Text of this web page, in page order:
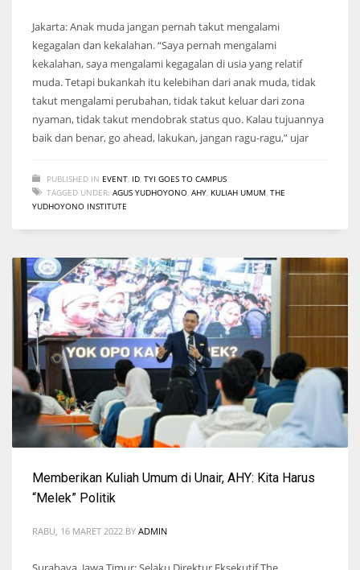
Jakarta: Anak muda jangan pernah takut mengalami
kegagalan dan kekalahan. “Saya pernah mengalami
kekalahan, saya mengalami kegagalan di usia yang relatif
muda. Tetapi bukankah itu kelebihan dari anak muda, tidak
takut mengalami perubahan, tidak takut keluar dari zona
nyaman, tidak takut mendobrak status quo. Kalau tujuannya
baik dan benar, go ahead, lakukan, jangan ragu-ragu,” ujar
PUBLISHED IN EVENT ID TYI GOES TO CAMPUS
TAGGED UNDER: AGUS YUDHOYONO AHY KULIAH UMUM THE
YUDHOYONO INSTITUTE
Memberikan Kuliah Umum di Unair, AHY: Kita Harus
“Melek” Politik
RABU, 16 MARET 2022 BY ADMIN